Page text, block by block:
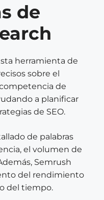
de
herramienta de
sobre el
de
a planificar
de SEO.
de palabras
el volumen de
Semrush
del rendimiento
del tiempo.